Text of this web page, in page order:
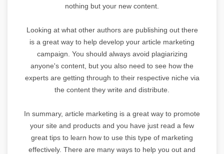
nothing but your new content.
Looking at what other authors are publishing out there
is a great way to help develop your article marketing
campaign. You should always avoid plagiarizing
anyone's content, but you also need to see how the
experts are getting through to their respective niche via
the content they write and distribute.
In summary, article marketing is a great way to promote
your site and products and you have just read a few
great tips to learn how to use this type of marketing
effectively. There are many ways to help you out and